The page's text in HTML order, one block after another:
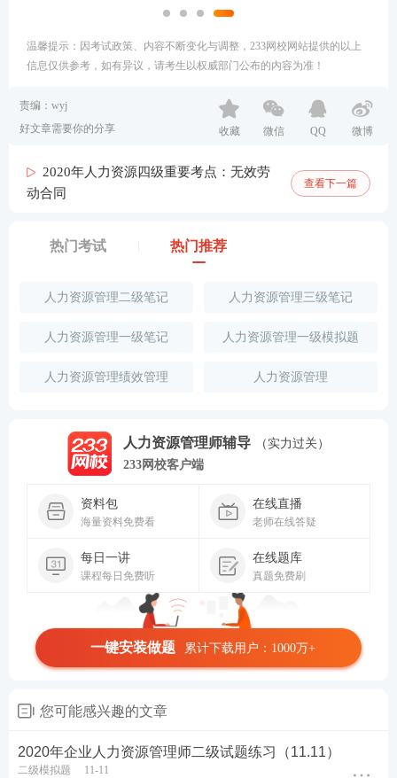
温馨提示：因考试政策、内容不断变化与调整，233网校网站提供的以上
信息仅供参考，如有异议，请考生以权威部门公布的内容为准！
责编：wyj
好文章需要你的分享
收藏 微信 QQ 微博
2020年人力资源四级重要考点：无效劳
动合同
查看下一篇
热门考试 热门推荐
人力资源管理二级笔记 人力资源管理三级笔记
人力资源管理一级笔记 人力资源管理一级模拟题
人力资源管理绩效管理 人力资源管理
人力资源管理师辅导
（实力过关）
233网校客户端
资料包
海量资料免费看
在线直播
老师在线答疑
每日一讲
课程每日免费听
在线题库
真题免费刷
一键安装做题 累计下载用户：1000万+
您可能感兴趣的文章
2020年企业人力资源管理师二级试题练习（11.11）
二级模拟题 11-11